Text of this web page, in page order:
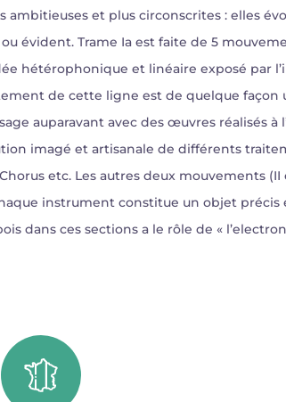
ambitieuses et plus circonscrites : elles
évident. Trame Ia est faite de 5
hétérophonique et linéaire exposé par
de cette ligne est de quelque
auparavant avec des œuvres réalisés
imagé et artisanale de différents
etc. Les autres deux mouvements
instrument constitue un objet
dans ces sections a le rôle de «